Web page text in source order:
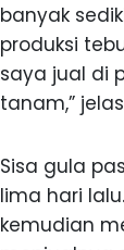
banyak
produksi
saya jual di
tanam,”
Sisa gula
lima hari
kemudian